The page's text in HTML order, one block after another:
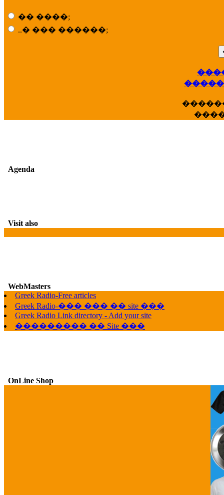
�� ����;
..� ��� ������;
Agenda
Visit also
WebMasters
Greek Radio-Free articles
Greek Radio-��� ��� �� site ���
Greek Radio Link directory - Add your site
��������� �� Site ���
OnLine Shop